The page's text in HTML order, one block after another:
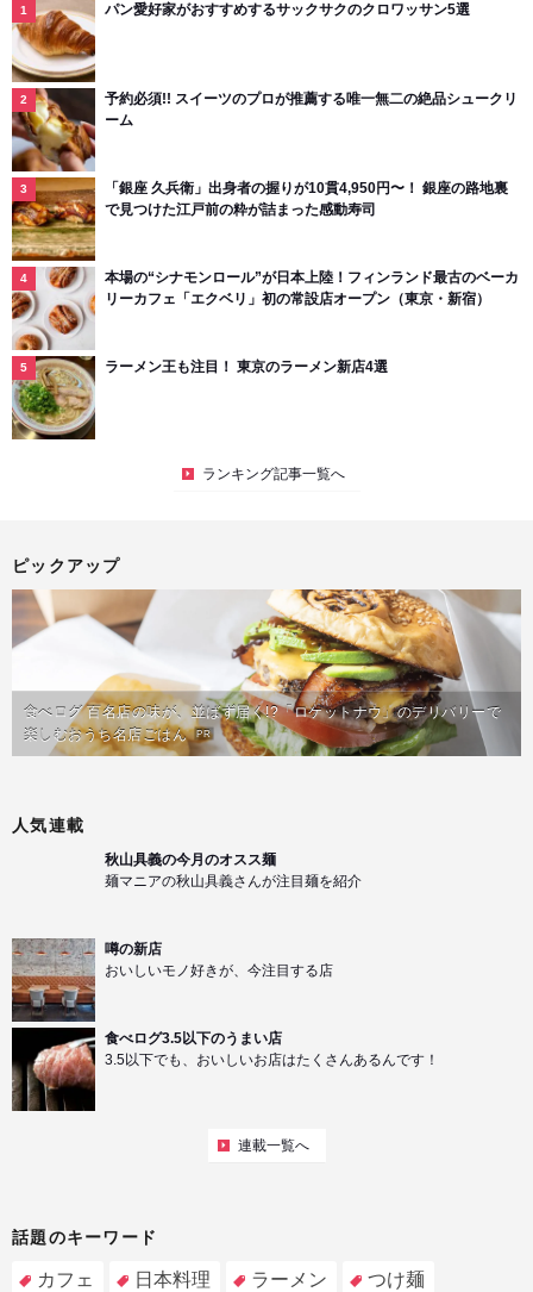
パン愛好家がおすすめするサックサクのクロワッサン5選
予約必須!! スイーツのプロが推薦する唯一無二の絶品シュークリ
ーム
「銀座 久兵衛」出身者の握りが10貫4,950円〜！ 銀座の路地裏
で見つけた江戸前の粋が詰まった感動寿司
本場の“シナモンロール”が日本上陸！フィンランド最古のベーカ
リーカフェ「エクベリ」初の常設店オープン（東京・新宿）
ラーメン王も注目！ 東京のラーメン新店4選
ランキング記事一覧へ
ピックアップ
食べログ 百名店の味が、並ばず届く!?「ロケットナウ」のデリバリーで
楽しむおうち名店ごはん PR
人気連載
秋山具義の今月のオスス麺
麺マニアの秋山具義さんが注目麺を紹介
噂の新店
おいしいモノ好きが、今注目する店
食べログ3.5以下のうまい店
3.5以下でも、おいしいお店はたくさんあるんです！
連載一覧へ
話題のキーワード
カフェ 日本料理 ラーメン つけ麺